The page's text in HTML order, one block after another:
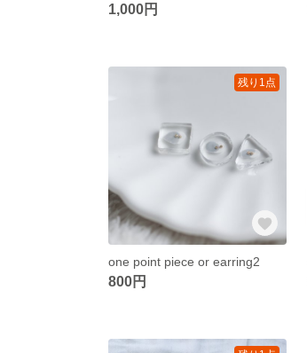
1,000円
残り1点
one point piece or earring2
800円